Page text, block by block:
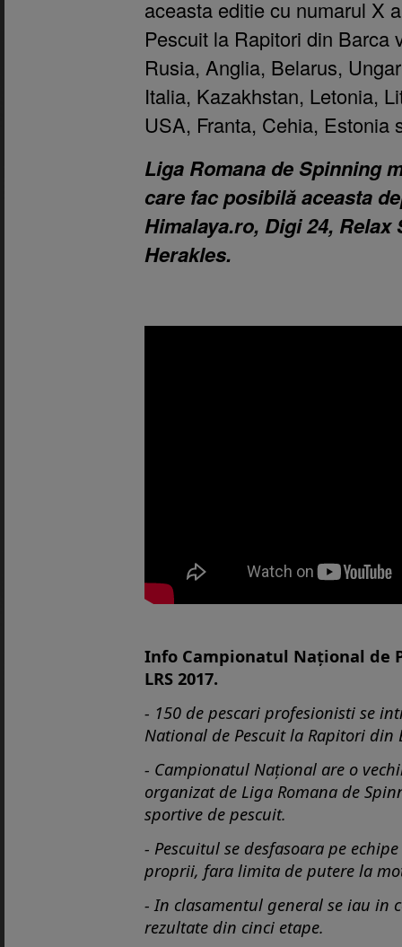
aceasta editie cu numarul X
Pescuit la Rapitori din Barca
Rusia, Anglia, Belarus,
Italia, Kazakhstan, Letonia,
USA, Franta, Cehia, Estonia
Liga Romana de Spinning
care fac posibilă aceasta
Himalaya.ro, Digi 24,
Herakles.
Info Campionatul Național de
LRS 2017.
- 150 de pescari profesionisti se
National de Pescuit la Rapitori din
- Campionatul Național are o
organizat de Liga Romana de
sportive de pescuit.
- Pescuitul se desfasoara pe
proprii, fara limita de putere la
- In clasamentul general se iau in
rezultate din cinci etape.